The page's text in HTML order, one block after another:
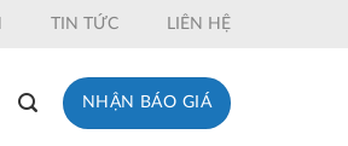
TIN TỨC LIÊN HỆ
NHẬN BÁO GIÁ